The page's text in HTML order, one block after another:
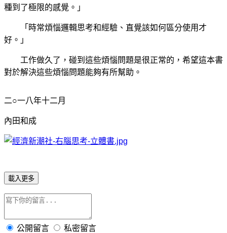
種到了極限的感覺。」
「時常煩惱邏輯思考和經驗、直覺該如何區分使用才
好。」
工作做久了，碰到這些煩惱問題是很正常的，希望這本書
對於解決這些煩惱問題能夠有所幫助。
二○一八年十二月
內田和成
載入更多
公開留言 私密留言